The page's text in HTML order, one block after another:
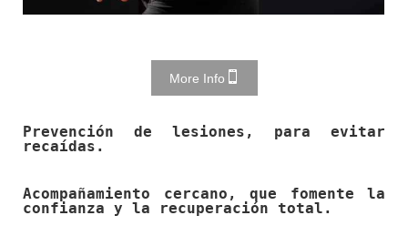
More Info
Prevención de lesiones, para evitar
recaídas.
Acompañamiento cercano, que fomente la
confianza y la recuperación total.